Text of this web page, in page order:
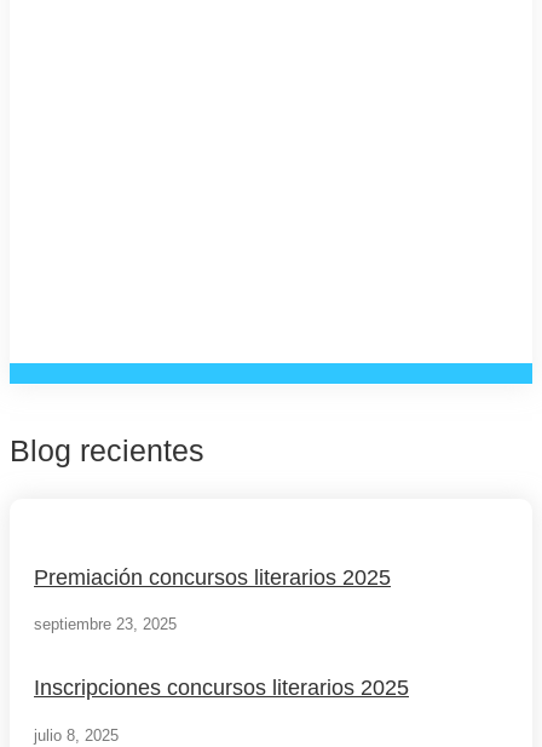
Blog recientes
Premiación concursos literarios 2025
septiembre 23, 2025
Inscripciones concursos literarios 2025
julio 8, 2025